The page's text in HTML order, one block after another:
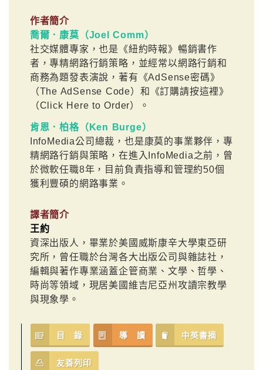
作者簡介
喬爾．康莫（Joel Comm）
社交媒體專家，也是《紐約時報》暢銷書作
者，專精網路行銷策略，並經常以網路行銷和
商務為題發表演說，著有《AdSense密碼》
（The AdSense Code）和《訂購請按這裡》
（Click Here to Order）。
肯恩．柏格（Ken Burge）
InfoMedia公司總裁，也是康莫的事業夥伴，專
精網路行銷與策略，在進入InfoMedia之前，曾
於微軟任職8年，目前負責指導和管理約50個
獲利豐碩的網路事業。
譯者簡介
王約
資深出版人，畢業於美國威斯康辛大學東亞研
究所，曾任職於台灣各大出版公司與雜誌社，
編輯與著作專業涵蓋企管商業、文學、哲學、
時尚等領域，現居美國維吉尼亞州攻讀宗教學
與現象學。
目 錄 導 讀 中英書摘
友善列印